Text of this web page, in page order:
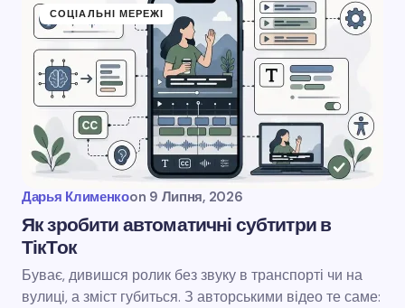
СОЦІАЛЬНІ МЕРЕЖІ
Дарья Клименкоon 9 Липня, 2026
Як зробити автоматичні субтитри в
ТікТок
Буває, дивишся ролик без звуку в транспорті чи на
вулиці, а зміст губиться. З авторськими відео те саме: